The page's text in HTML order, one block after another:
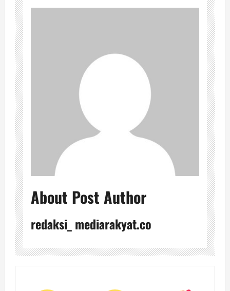
About Post Author
redaksi_ mediarakyat.co